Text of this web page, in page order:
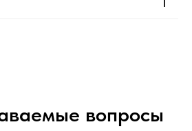
вопросы